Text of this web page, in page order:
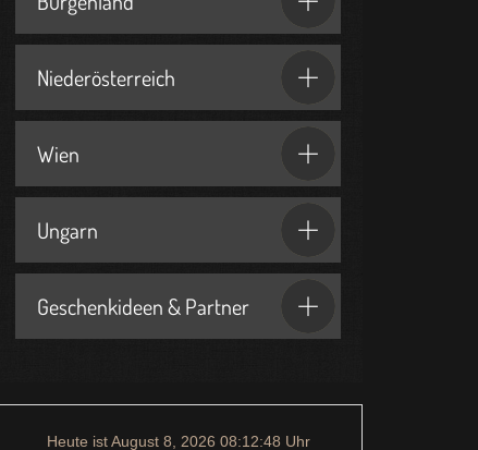
Niederösterreich
Wien
Ungarn
Geschenkideen & Partner
Heute istAugust 8, 2026 08:12:48 Uhr